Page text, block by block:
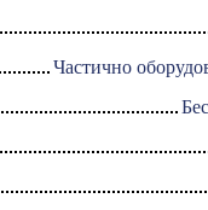
Частично